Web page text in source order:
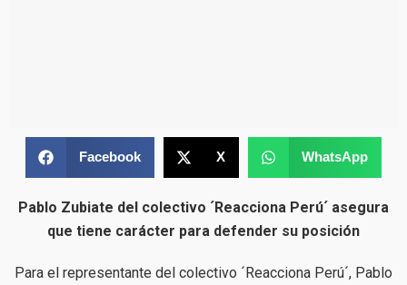
Facebook X WhatsApp
Pablo Zubiate del colectivo ´Reacciona Perú´ asegura
que tiene carácter para defender su posición
Para el representante del colectivo ´Reacciona Perú´, Pablo